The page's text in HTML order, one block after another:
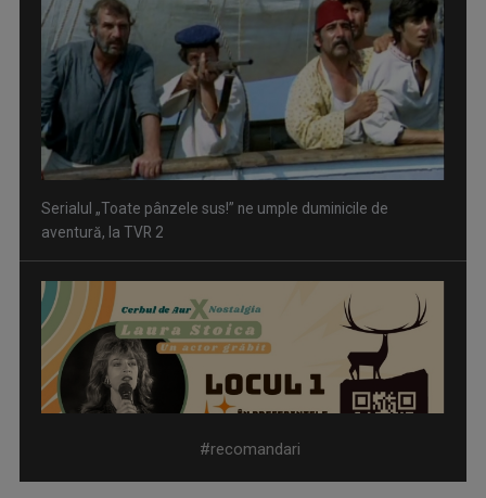
Serialul „Toate pânzele sus!” ne umple duminicile de
aventură, la TVR 2
Piesa „Un actor grăbit” a Laurei Stoica – prima în topul
preferinţelor ...
#recomandari